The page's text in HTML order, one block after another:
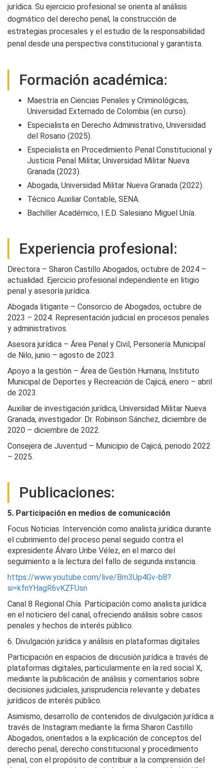
jurídica. Su ejercicio profesional se orienta al análisis
dogmático del derecho penal, la construcción de
estrategias procesales y el estudio de la responsabilidad
penal desde una perspectiva constitucional y garantista.
Formación académica:
Maestría en Ciencias Penales y Criminológicas,
Universidad Externado de Colombia (en curso).
Especialista en Derecho Administrativo, Universidad
del Rosario (2025).
Especialista en Procedimiento Penal Constitucional y
Justicia Penal Militar, Universidad Militar Nueva
Granada (2023).
Abogada, Universidad Militar Nueva Granada (2022).
Técnico Auxiliar Contable, SENA.
Bachiller Académico, I.E.D. Salesiano Miguel Unía.
Experiencia profesional:
Directora – Sharon Castillo Abogados, octubre de 2024 –
actualidad. Ejercicio profesional independiente en litigio
penal y asesoría jurídica.
Abogada litigante – Consorcio de Abogados, octubre de
2023 – 2024. Representación judicial en procesos penales
y administrativos.
Asesora jurídica – Área Penal y Civil, Personería Municipal
de Nilo, junio – agosto de 2023.
Apoyo a la gestión – Área de Gestión Humana, Instituto
Municipal de Deportes y Recreación de Cajicá, enero – abril
de 2023.
Auxiliar de investigación jurídica, Universidad Militar Nueva
Granada, investigador: Dr. Robinson Sánchez, diciembre de
2020 – diciembre de 2022.
Consejera de Juventud – Municipio de Cajicá, periodo 2022
– 2025.
Publicaciones:
5. Participación en medios de comunicación
Focus Noticias. Intervención como analista jurídica durante
el cubrimiento del proceso penal seguido contra el
expresidente Álvaro Uribe Vélez, en el marco del
seguimiento a la lectura del fallo de segunda instancia.
https://www.youtube.com/live/Bm3Up4Gv-b8?
si=kfnYHagR6vKZFUsn
Canal 8 Regional Chía. Participación como analista jurídica
en el noticiero del canal, ofreciendo análisis sobre casos
penales y hechos de interés público.
6. Divulgación jurídica y análisis en plataformas digitales
Participación en espacios de discusión jurídica a través de
plataformas digitales, particularmente en la red social X,
mediante la publicación de análisis y comentarios sobre
decisiones judiciales, jurisprudencia relevante y debates
jurídicos de interés público.
Asimismo, desarrollo de contenidos de divulgación jurídica a
través de Instagram mediante la firma Sharon Castillo
Abogados, orientados a la explicación de conceptos del
derecho penal, derecho constitucional y procedimiento
penal, con el propósito de contribuir a la comprensión del